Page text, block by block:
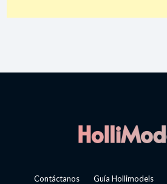
Contáctanos Guía Hollimodels